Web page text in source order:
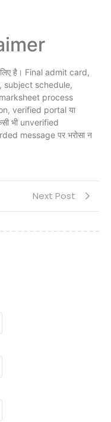
है। Final admit card,
subject schedule,
process
verified portal या
भी unverified
message पर भरोसा न
Next Post